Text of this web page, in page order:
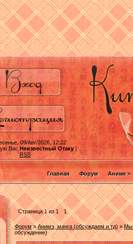
09/Авг/2026, 12:22
ВасНеизвестный Отаку|
RSS
Главная Форум Аниме >
Страница1из1 1
Форум » Анимэ, манга (обсуждаем и тд) » Мы
обсуждение)